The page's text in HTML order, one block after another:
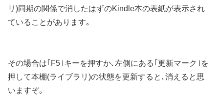
リ)同期の関係で消したはずのKindle本の表紙が表示され
ていることがあります｡
その場合は｢F5｣キーを押すか､左側にある｢更新マーク｣を
押して本棚(ライブラリ)の状態を更新すると､消えると思
いますぞ｡